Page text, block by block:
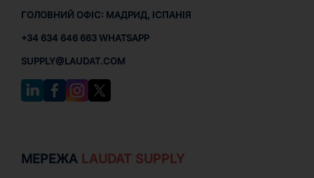
ГОЛОВНИЙ ОФІС: МАДРИД, ІСПАНІЯ
+34 634 646 663 WHATSAPP
SUPPLY@LAUDAT.COM
МЕРЕЖА LAUDAT SUPPLY